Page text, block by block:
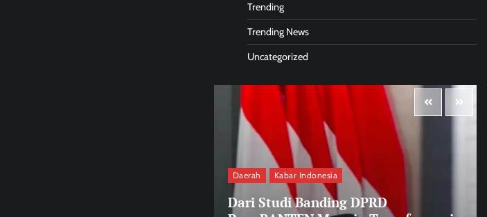
Trending
Trending News
Uncategorized
Daerah Kabar Indonesia
Dari Studi Banding DPRD